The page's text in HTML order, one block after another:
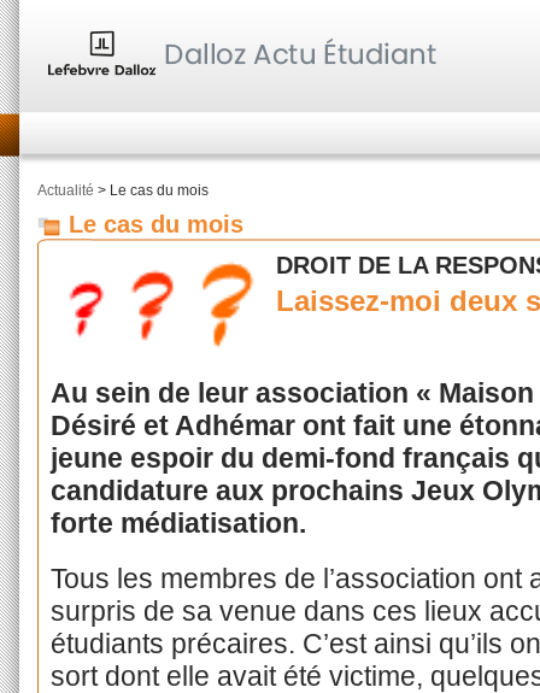
Actualité > Le cas du mois
Le cas du mois
DROIT DE LA
Laissez-moi deux
Au sein de leur association «
Désiré et Adhémar ont fait une
jeune espoir du demi-fond français
candidature aux prochains Jeux
forte médiatisation.
Tous les membres de l’association ont
surpris de sa venue dans ces lieux
étudiants précaires. C’est ainsi qu’ils
sort dont elle avait été victime,